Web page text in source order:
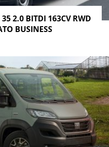
2.0 BITDI 163CV RWD
BUSINESS